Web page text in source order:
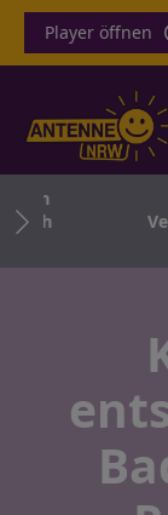
Player öffnen